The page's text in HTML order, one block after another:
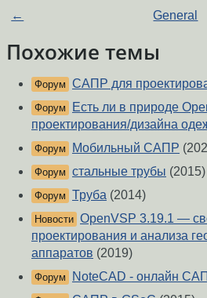
← General
Похожие темы
Форум САПР для
Форум
Есть ли в природе
проектирования/дизайна
Форум Мобильный САПР
Форум стальные трубы (2015)
Форум Труба (2014)
Новости OpenVSP 3.19.1 —
проектирования и анализа
аппаратов (2019)
Форум NoteCAD - онлайн